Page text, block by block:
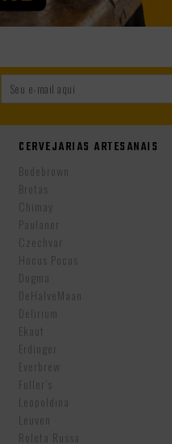
CERVEJARIAS ARTESANAIS
Bodebrown
Brotas
Chimay
Paulaner
Czechvar
Hocus Pocus
Dogma
DeHalveMaan
Delirium
Ekaut
Erdinger
Everbrew
Fuller’s
Leopoldina
Leuven
Roleta Russa